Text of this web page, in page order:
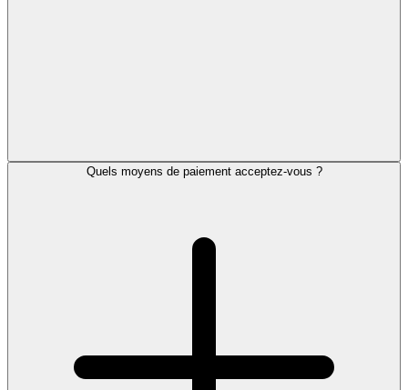
Quels moyens de paiement acceptez-vous ?